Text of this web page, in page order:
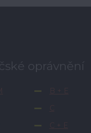
oprávnění
B + E
C
C + E